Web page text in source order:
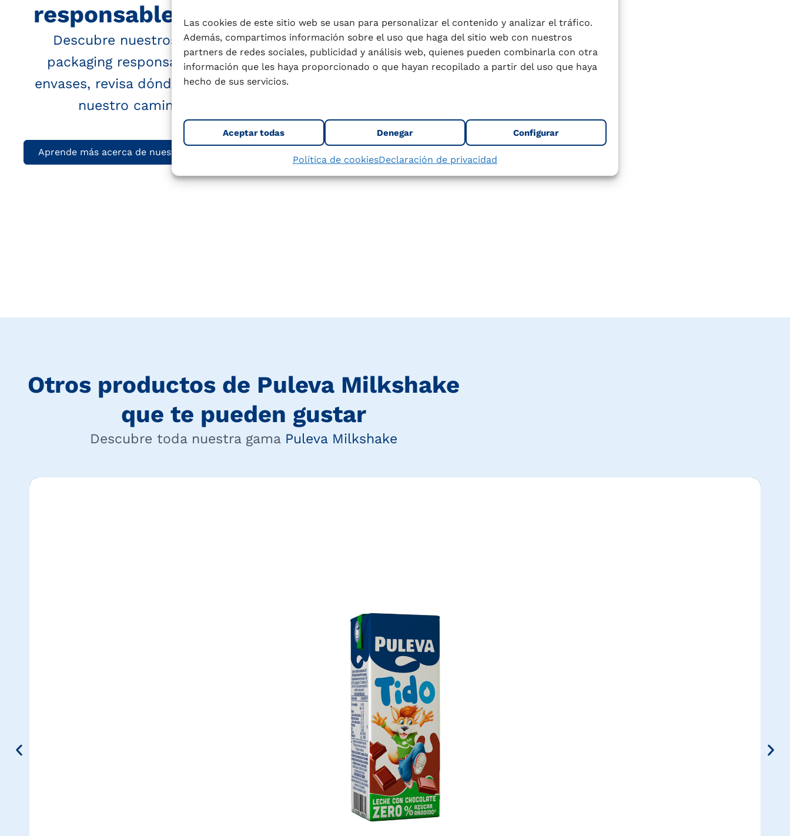
Las cookies de este sitio web se usan para personalizar el contenido y analizar el tráfico.
Además, compartimos información sobre el uso que haga del sitio web con nuestros
partners de redes sociales, publicidad y análisis web, quienes pueden combinarla con otra
información que les haya proporcionado o que hayan recopilado a partir del uso que haya
hecho de sus servicios.
Aceptar todas Denegar Configurar
Política de cookiesDeclaración de privacidad
responsable y la economía circular
Descubre nuestros compromisos con la promoción del
packaging responsable, aprende más acerca de nuestros
envases, revisa dónde se recicla tu envase y sabe más sobre
nuestro camino para mejorar nuestros envases.
Aprende más acerca de nuestros envases
Otros productos de Puleva Milkshake
que te pueden gustar
Descubre toda nuestra gama Puleva Milkshake